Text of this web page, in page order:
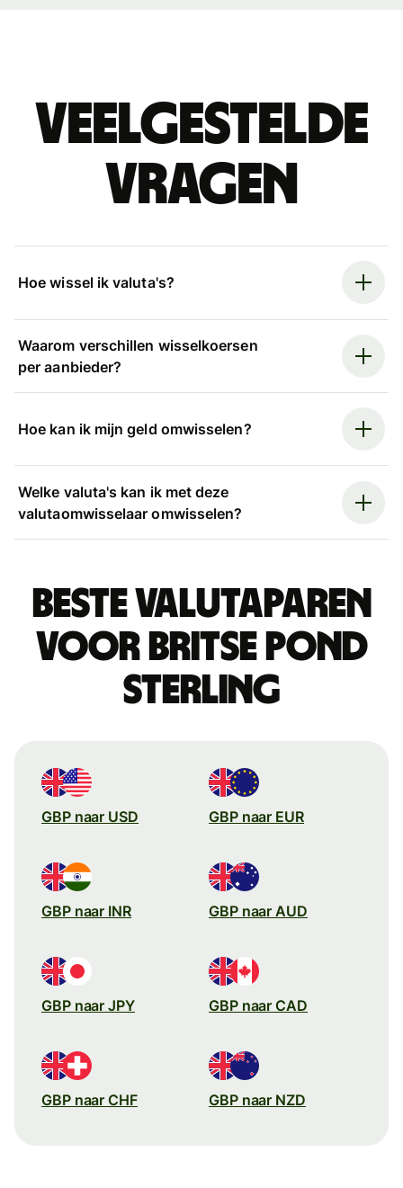
Veelgestelde
vragen
Hoe wissel ik valuta's?
Waarom verschillen wisselkoersen
per aanbieder?
Hoe kan ik mijn geld omwisselen?
Welke valuta's kan ik met deze
valutaomwisselaar omwisselen?
Beste valutaparen
voor Britse pond
sterling
GBP naar USD GBP naar EUR
GBP naar INR GBP naar AUD
GBP naar JPY GBP naar CAD
GBP naar CHF GBP naar NZD